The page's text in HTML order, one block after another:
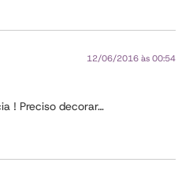
12/06/2016 às 00:54
! Preciso decorar…